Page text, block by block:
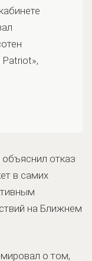
отказ
в самих
на Ближнем
о том,